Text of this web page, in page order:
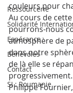
Ressourcerie
Solidarité
Espérance
Bénévoles
Contact
SI : Roumanie
couleurs pour
Au cours de
pourrons-nous
atmosphère de
dans notre
de là elle se
progressivement.
Philippe